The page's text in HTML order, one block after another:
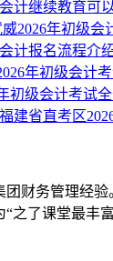
财务管理经
了课堂最丰